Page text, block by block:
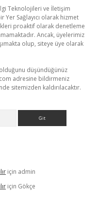
Teknolojileri ve İletişim
Yer Sağlayıcı olarak hizmet
proaktif olarak denetleme
Ancak, üyelerimiz
olup, siteye üye olarak
düşündüğünüz
adresine bildirmeniz
sitemizden kaldırılacaktır.
için admin
için Gökçe